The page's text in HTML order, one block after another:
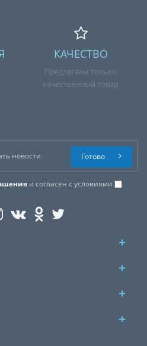
остатки моющих средств
неприятного запаха
ИСПОЛЬЗОВАНИИ:
однократного применения.
один пакетик в месяц без
машины. Запустите
на высокой температуре.
КАЧЕСТВО
Предлагаем только
качественный товар
и согласен с условиями
Готово